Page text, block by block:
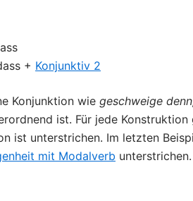
+ Konjunktiv 2
Konjunktion wie geschweige
ist. Für jede
ist unterstrichen. Im letzten
mit Modalverb unterstrichen.